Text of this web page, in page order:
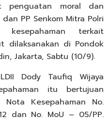
moral dan
PP Senkom Mitra Polri
kesepahaman terkait
dilaksanakan di Pondok
Jakarta, Sabtu (10/9).
Dody Taufiq Wijaya
itu bertujuan
Nota Kesepahaman No.
dan No. MoU – 05/PP.